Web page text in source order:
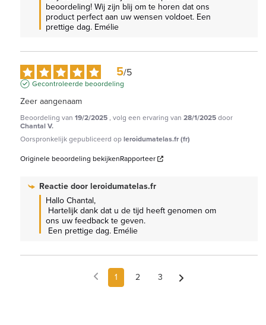
beoordeling! Wij zijn blij om te horen dat ons
product perfect aan uw wensen voldoet. Een
prettige dag. Emélie
5/5
Gecontroleerde beoordeling
Zeer aangenaam
Beoordeling van 19/2/2025, volg een ervaring van 28/1/2025door
Chantal V.
Oorspronkelijk gepubliceerd opleroidumatelas.fr (fr)
Originele beoordeling bekijkenRapporteer
Reactie doorleroidumatelas.fr
Hallo Chantal,
ons uw feedback te geven.
Een prettige dag. Emélie
1 2 3